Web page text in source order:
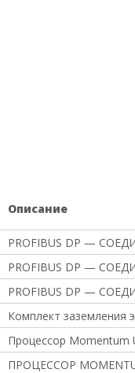
Описание
PROFIBUS DP —
PROFIBUS DP —
PROFIBUS DP —
Комплект заземления
Процессор Momentum
ПРОЦЕССОР